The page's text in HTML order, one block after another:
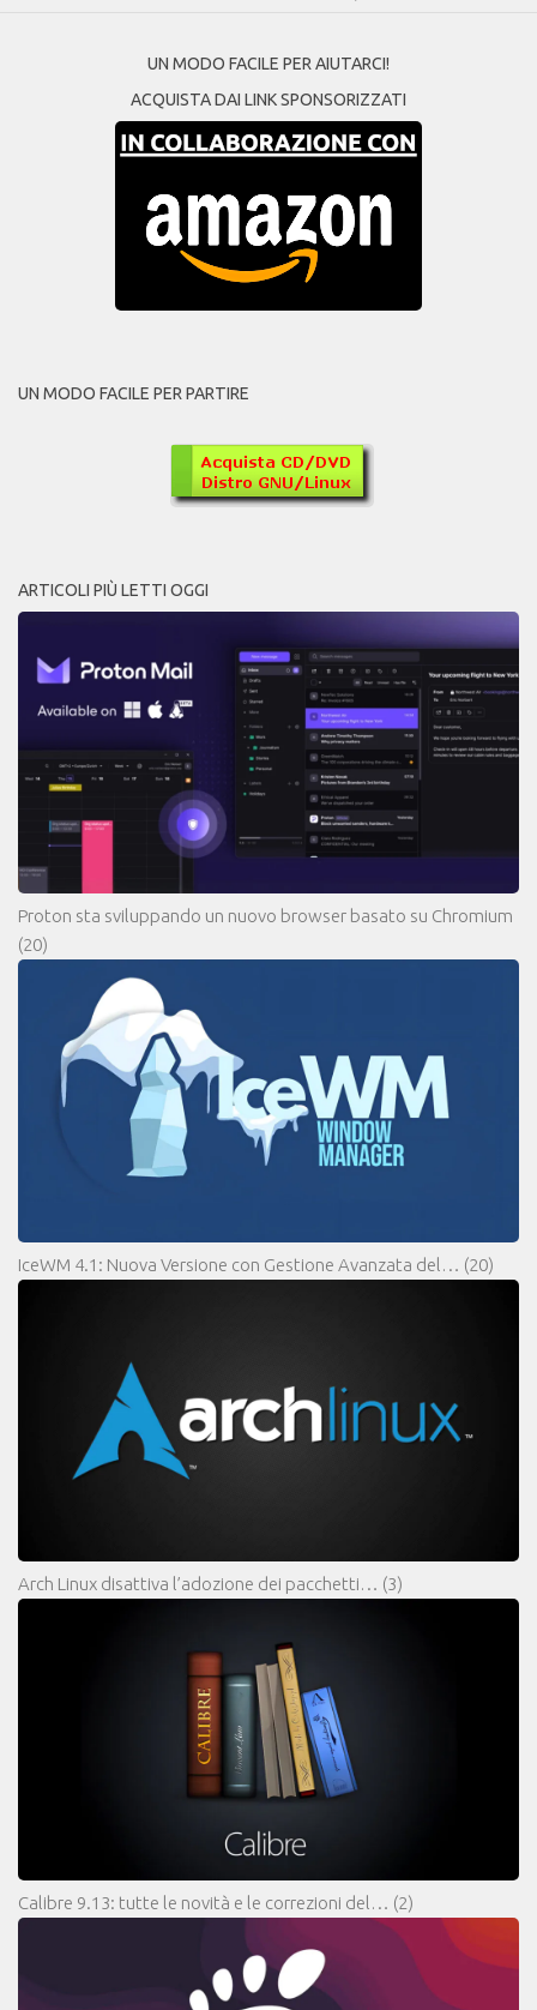
UN MODO FACILE PER AIUTARCI!
ACQUISTA DAI LINK SPONSORIZZATI
UN MODO FACILE PER PARTIRE
ARTICOLI PIÙ LETTI OGGI
Proton sta sviluppando un nuovo browser basato su Chromium
(20)
IceWM 4.1: Nuova Versione con Gestione Avanzata del… (20)
Arch Linux disattiva l’adozione dei pacchetti… (3)
Calibre 9.13: tutte le novità e le correzioni del… (2)